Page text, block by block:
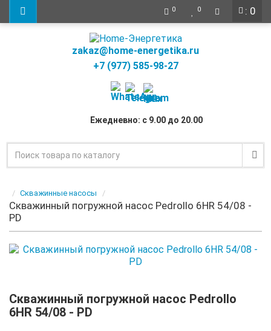
: 0
0 0
zakaz@home-energetika.ru
+7 (977) 585-98-27
Ежедневно: с 9.00 до 20.00
Скважинные насосы
Скважинный погружной насос Pedrollo 6HR 54/08 -
PD
Скважинный погружной насос Pedrollo
6HR 54/08 - PD